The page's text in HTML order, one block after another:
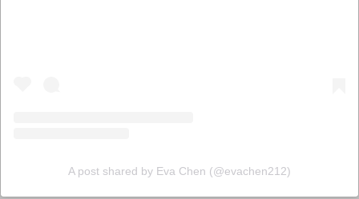
A post shared by Eva Chen (@evachen212)